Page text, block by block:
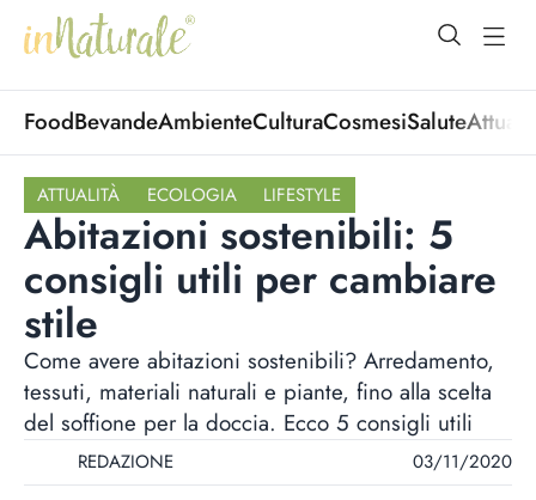
open
FoodBevandeAmbienteCulturaCosmesiSalute
ATTUALITÀ ECOLOGIA LIFESTYLE
Abitazioni sostenibili: 5
consigli utili per cambiare
stile
Come avere abitazioni sostenibili? Arredamento,
tessuti, materiali naturali e piante, fino alla scelta
del soffione per la doccia. Ecco 5 consigli utili
REDAZIONE 03/11/2020